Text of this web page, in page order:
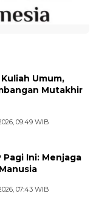
Kuliah Umum,
Mutakhir
09:49 WIB
Pagi Ini: Menjaga
07:43 WIB